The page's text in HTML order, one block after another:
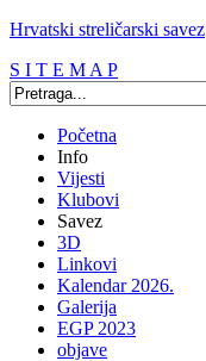
Hrvatski streličarski savez
S I T E M A P
Početna
Info
Vijesti
Klubovi
Savez
3D
Linkovi
Kalendar 2026.
Galerija
EGP 2023
objave